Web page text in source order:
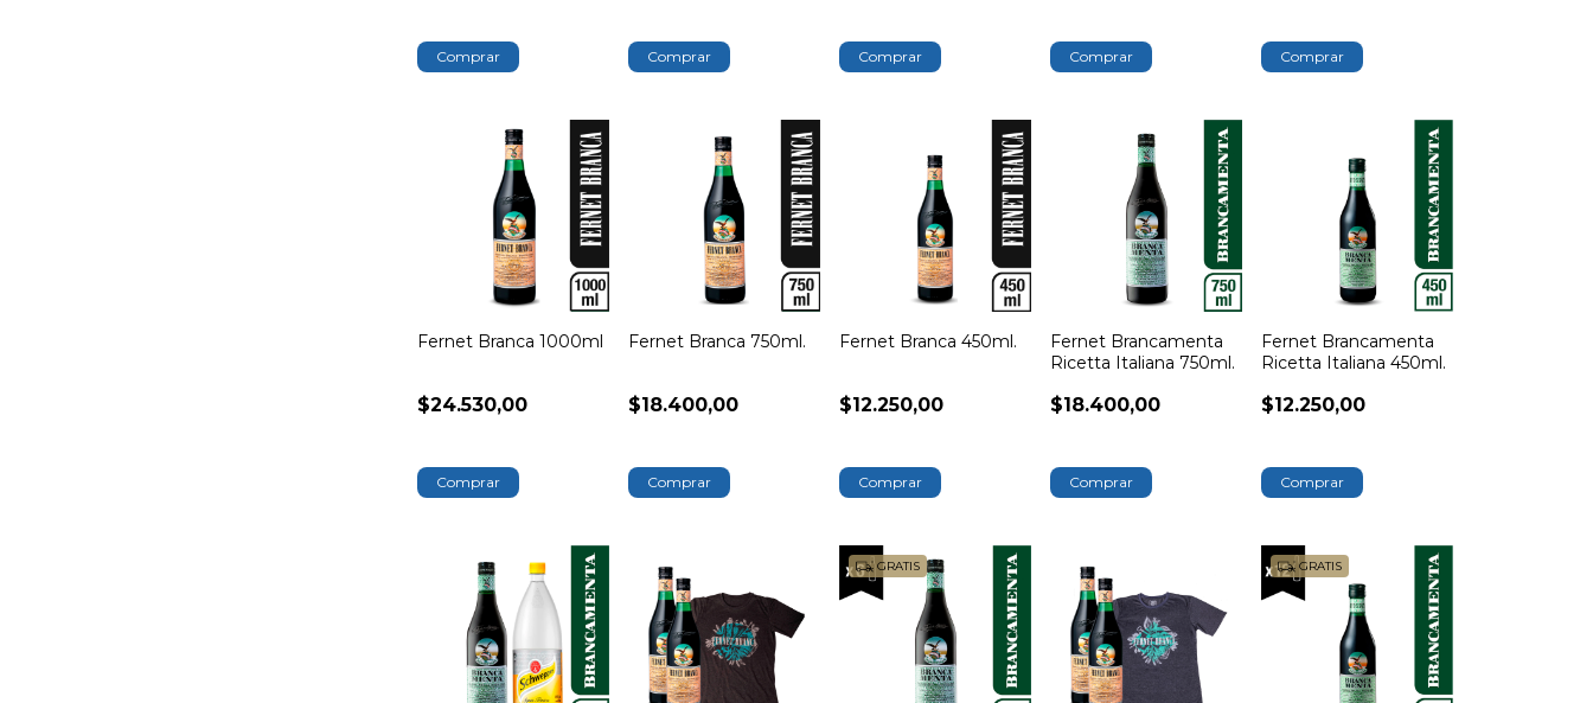
Comprar Comprar Comprar
Fernet Branca 1000ml
$24.530,00
Fernet Branca 750ml.
$18.400,00
Fernet Branca 450ml.
$12.250,00
Fernet Brancamenta
Ricetta Italiana 750ml.
$18.400,00
Fernet Brancamenta
Ricetta Italiana 450ml.
$12.250,00
GRATIS GRATIS